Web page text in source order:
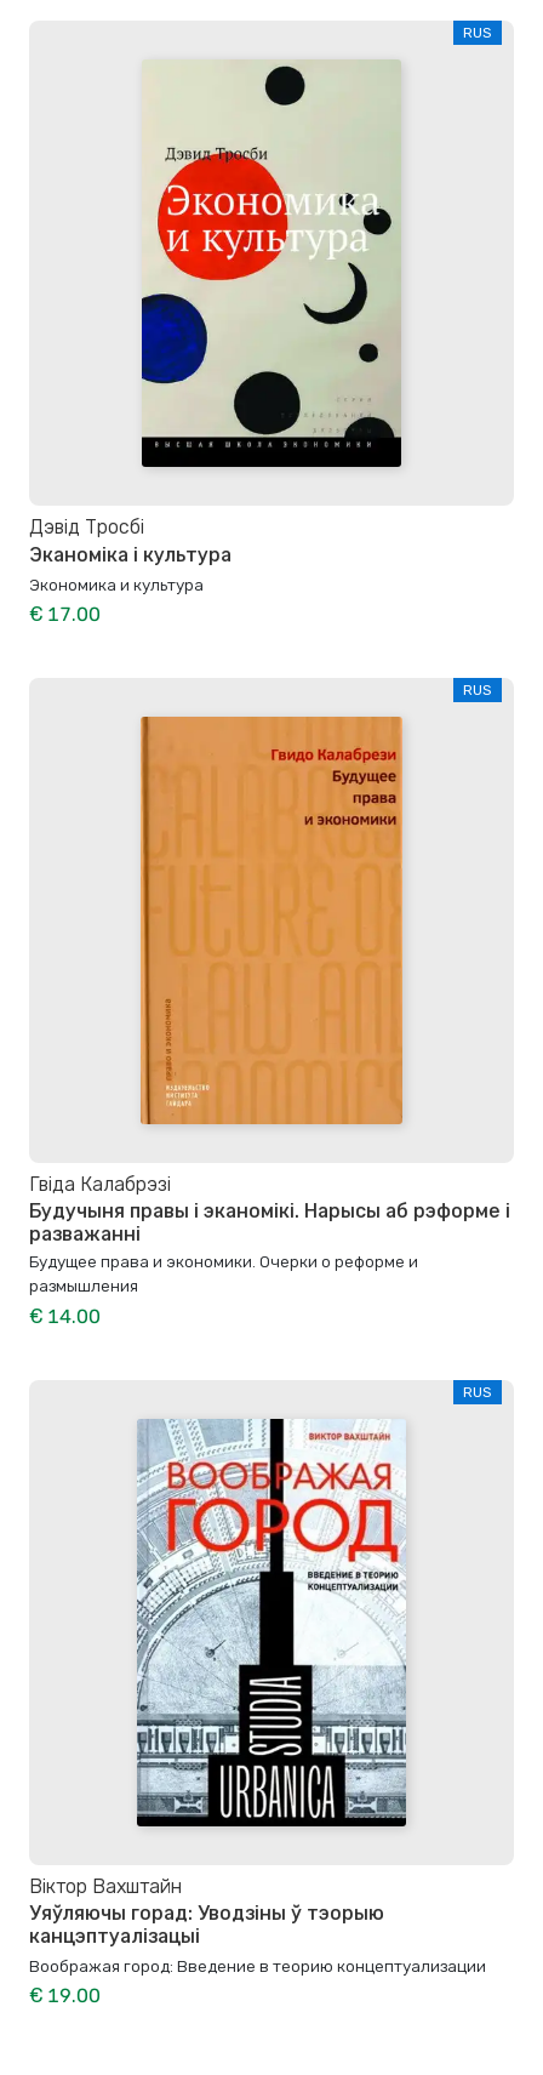
RUS
Дэвід Тросбі
Эканоміка і культура
Экономика и культура
€ 17.00
RUS
Гвіда Калабрэзі
Будучыня правы і эканомікі. Нарысы аб рэформе і
разважанні
Будущее права и экономики. Очерки о реформе и
размышления
€ 14.00
RUS
Віктор Вахштайн
Уяўляючы горад: Уводзіны ў тэорыю
канцэптуалізацыі
Воображая город: Введение в теорию концептуализации
€ 19.00